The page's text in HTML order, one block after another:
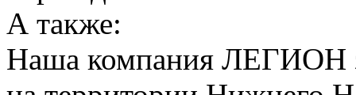
А также:
Наша компания ЛЕГИОН